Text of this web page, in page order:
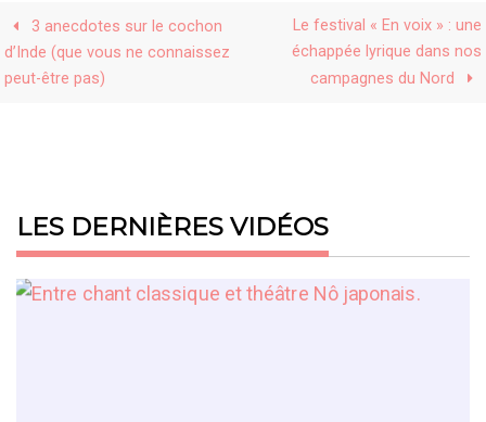
3 anecdotes sur le cochon
d’Inde (que vous ne connaissez
peut-être pas)
Le festival « En voix » : une
échappée lyrique dans nos
campagnes du Nord
LES DERNIÈRES VIDÉOS